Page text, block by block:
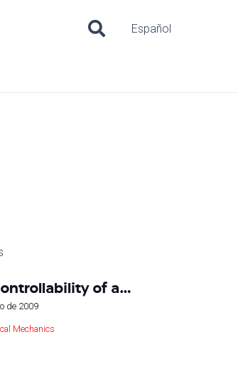
Español
of a…
de 2009
Mechanics